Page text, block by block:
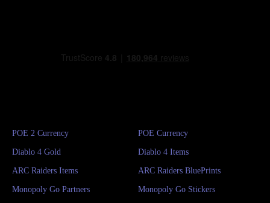
POE 2 Currency POE Currency
Diablo 4 Gold Diablo 4 Items
ARC Raiders Items ARC Raiders BluePrints
Monopoly Go Partners Monopoly Go Stickers